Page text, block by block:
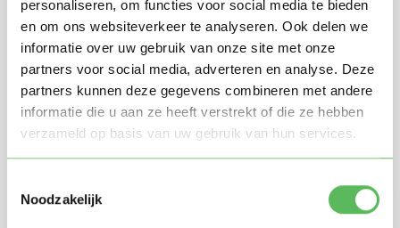
personaliseren, om functies voor social media te bieden
en om ons websiteverkeer te analyseren. Ook delen we
informatie over uw gebruik van onze site met onze
partners voor social media, adverteren en analyse. Deze
partners kunnen deze gegevens combineren met andere
informatie die u aan ze heeft verstrekt of die ze hebben
verzameld op basis van uw gebruik van hun services.
Noodzakelijk
Stuur mij nieuwe profielen in mijn omgeving per
e-mail
Door te registreren ga je akkoord met deAlgemene
voorwaardenvan Oppasland.
Gratis aanmelden